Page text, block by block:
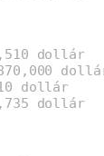
dollár
dollár
dollár